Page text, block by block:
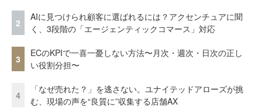
2
AIに見つけられ顧客に選ばれるには？アクセンチュアに聞
く、3段階の「エージェンティックコマース」対応
3
ECのKPIで一喜一憂しない方法〜月次・週次・日次の正し
い役割分担〜
4
「なぜ売れた？」を逃さない。ユナイテッドアローズが挑
む、現場の声を“良質に”収集する店舗AX